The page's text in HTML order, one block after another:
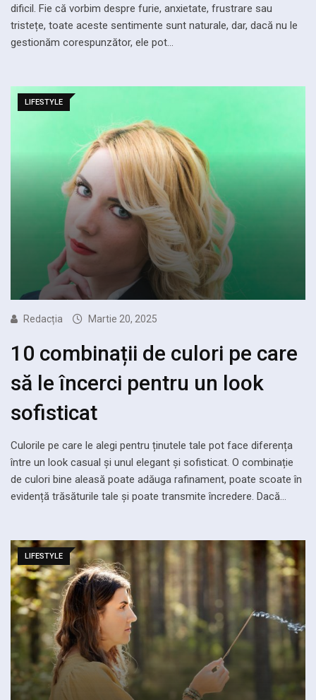
dificil. Fie că vorbim despre furie, anxietate, frustrare sau
tristețe, toate aceste sentimente sunt naturale, dar, dacă nu le
gestionăm corespunzător, ele pot…
LIFESTYLE
Redacția Martie 20, 2025
10 combinații de culori pe care
să le încerci pentru un look
sofisticat
Culorile pe care le alegi pentru ținutele tale pot face diferența
între un look casual și unul elegant și sofisticat. O combinație
de culori bine aleasă poate adăuga rafinament, poate scoate în
evidență trăsăturile tale și poate transmite încredere. Dacă…
LIFESTYLE